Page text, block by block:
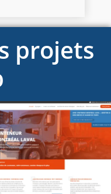
projets